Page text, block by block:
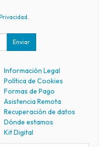
.
Enviar
Información Legal
Política de Cookies
Formas de Pago
Asistencia Remota
Recuperación de datos
Dónde estamos
Kit Digital